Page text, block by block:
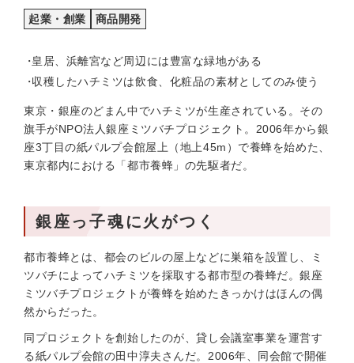
起業・創業 商品開発
皇居、浜離宮など周辺には豊富な緑地がある
収穫したハチミツは飲食、化粧品の素材としてのみ使う
東京・銀座のどまん中でハチミツが生産されている。その
旗手がNPO法人銀座ミツバチプロジェクト。2006年から銀
座3丁目の紙パルプ会館屋上（地上45m）で養蜂を始めた、
東京都内における「都市養蜂」の先駆者だ。
銀座っ子魂に火がつく
都市養蜂とは、都会のビルの屋上などに巣箱を設置し、ミ
ツバチによってハチミツを採取する都市型の養蜂だ。銀座
ミツバチプロジェクトが養蜂を始めたきっかけはほんの偶
然からだった。
同プロジェクトを創始したのが、貸し会議室事業を運営す
る紙パルプ会館の田中淳夫さんだ。2006年、同会館で開催